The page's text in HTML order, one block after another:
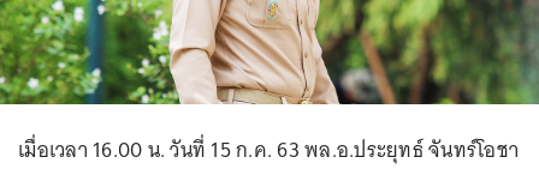
เมื่อเวลา 16.00 น. วันที่ 15 ก.ค. 63 พล.อ.ประยุทธ์ จันทร์โอชา